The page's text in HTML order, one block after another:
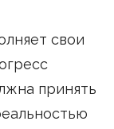
свои
принять